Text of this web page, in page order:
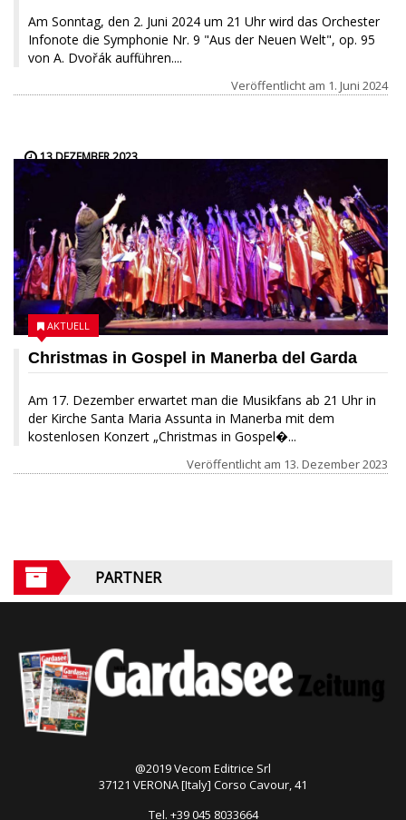
Am Sonntag, den 2. Juni 2024 um 21 Uhr wird das Orchester
Infonote die Symphonie Nr. 9 "Aus der Neuen Welt", op. 95
von A. Dvořák aufführen....
Veröffentlicht am 1. Juni 2024
13 DEZEMBER 2023
Christmas in Gospel in Manerba del Garda
Am 17. Dezember erwartet man die Musikfans ab 21 Uhr in
der Kirche Santa Maria Assunta in Manerba mit dem
kostenlosen Konzert „Christmas in Gospel�...
AKTUELL
Veröffentlicht am 13. Dezember 2023
PARTNER
@2019 Vecom Editrice Srl
37121 VERONA [Italy] Corso Cavour, 41
Tel. +39 045 8033664